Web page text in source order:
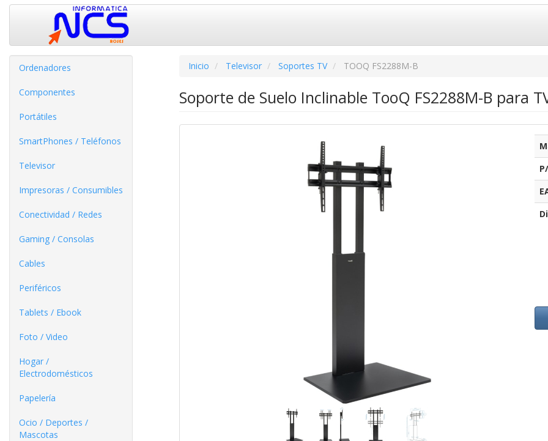
Ordenadores
Componentes
Portátiles
SmartPhones / Teléfonos
Televisor
Impresoras / Consumibles
Conectividad / Redes
Gaming / Consolas
Cables
Periféricos
Tablets / Ebook
Foto / Video
Hogar /
Electrodomésticos
Papelería
Ocio / Deportes /
Mascotas
Inicio Televisor Soportes TV TOOQ FS2288M-B
Soporte de Suelo Inclinable TooQ FS2288M-B para